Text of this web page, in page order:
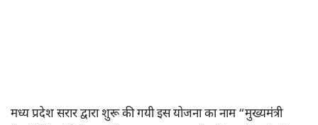
मध्य प्रदेश सरार द्वारा शुरू की गयी इस योजना का नाम “मुख्यमंत्री